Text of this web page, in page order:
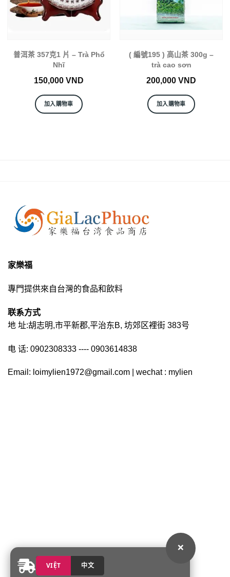
×
VIỆT 中文
普洱茶 357克1 片 – Trà Phổ
Nhĩ
150,000 VND
加入購物車
( 編號195 ) 高山茶 300g –
trà cao sơn
200,000 VND
加入購物車
家樂福
專門提供來自台灣的食品和飲料
联系方式
地 址:胡志明,市平新郡,平治东B, 坊郊区裡街 383号
电 话: 0902308333 ---- 0903614838
Email: loimylien1972@gmail.com | wechat : mylien